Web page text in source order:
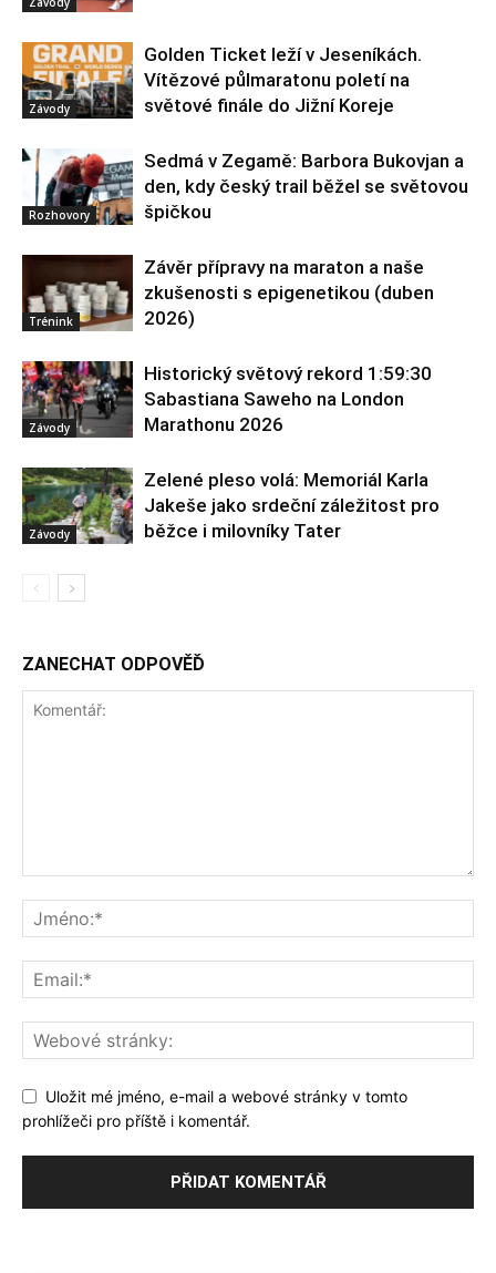
Závody
Golden Ticket leží v Jeseníkách.
Vítězové půlmaratonu poletí na
světové finále do Jižní Koreje
Rozhovory
Sedmá v Zegamě: Barbora Bukovjan a
den, kdy český trail běžel se světovou
špičkou
Trénink
Závěr přípravy na maraton a naše
zkušenosti s epigenetikou (duben
2026)
Závody
Historický světový rekord 1:59:30
Sabastiana Saweho na London
Marathonu 2026
Závody
Zelené pleso volá: Memoriál Karla
Jakeše jako srdeční záležitost pro
běžce i milovníky Tater
ZANECHAT ODPOVĚĎ
Uložit mé jméno, e-mail a webové stránky v tomto
prohlížeči pro příště i komentář.